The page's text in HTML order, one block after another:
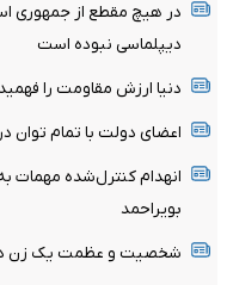
در هیچ مقطع از جمهوری
دیپلماسی نبوده است
دنیا ارزش مقاومت را
اعضای دولت با تمام توان
انهدام کنترل‌شده مهمات
بویراحمد
شخصیت و عظمت یک زن